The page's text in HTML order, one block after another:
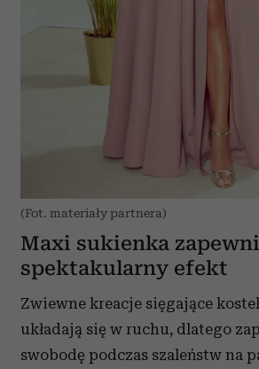
(Fot. materiały partnera)
Maxi sukienka zapewni
spektakularny efekt
Zwiewne kreacje sięgające
układają się w ruchu, dlatego
swobodę podczas szaleństw na